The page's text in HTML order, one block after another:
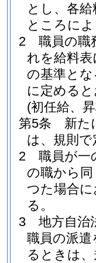
とし、各
ところに
2
職員の職
れを給料
の基準と
に定める
(初任給、
第5条
新た
は、規則
2
職員が一
の職から
つた場合
る。
3
地方自治
職員の派
るときは